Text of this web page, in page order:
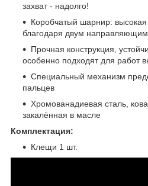
захват - надолго!
Коробчатый шарнир: высокая
благодаря двум направляющим
Прочная конструкция,
особенно подходят для работ
Специальный механизм
пальцев
Хромованадиевая сталь,
закалённая в масле
Комплектация:
Клещи 1 шт.